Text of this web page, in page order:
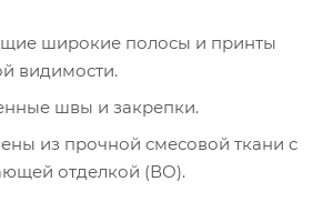
широкие полосы и принты
видимости.
швы и закрепки.
из прочной смесовой ткани с
отделкой (ВО).